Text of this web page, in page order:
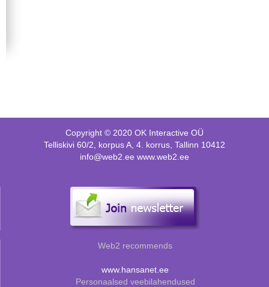
Copyright © 2020 OK Interactive OÜ
Telliskivi 60/2, korpus A, 4. korrus, Tallinn 10412
info@web2.ee www.web2.ee
Web2 recommends
www.hansanet.ee
Personaalsed veebilahendused